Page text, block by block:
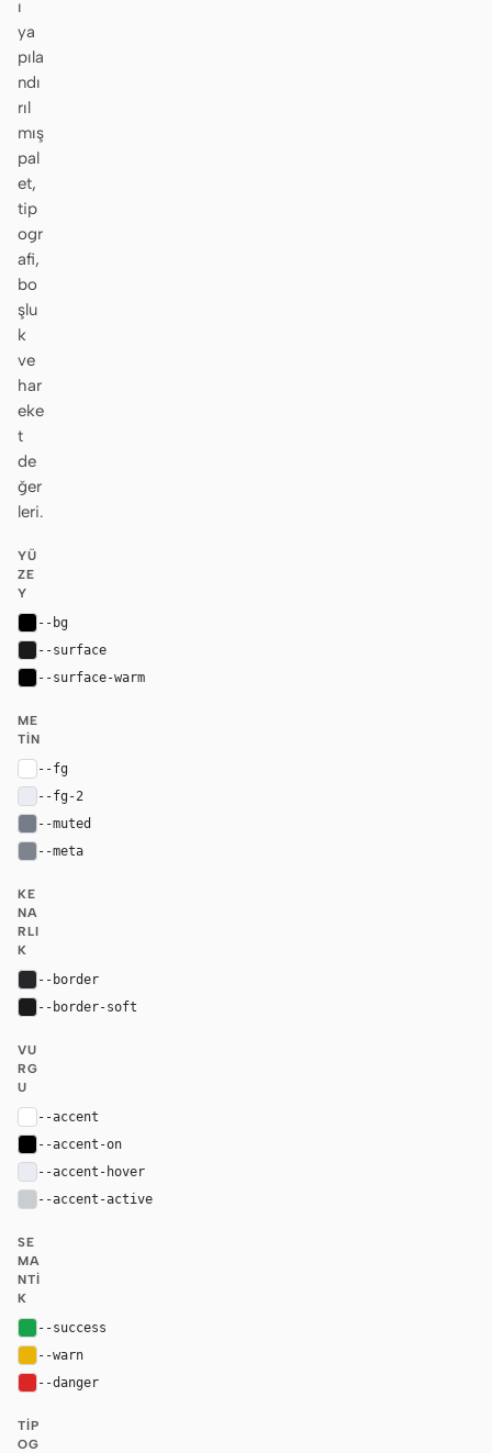
ı
ya
pıla
ndı
rıl
mış
pal
et,
tip
ogr
afi,
bo
şlu
k
ve
har
eke
t
de
ğer
leri.
YÜ
ZE
Y
--bg
--surface
--surface-warm
ME
TIN
--fg
--fg-2
--muted
--meta
KE
NA
RLI
K
--border
--border-soft
VU
RG
U
--accent
--accent-on
--accent-hover
--accent-active
SE
MA
NTI
K
--success
--warn
--danger
TIP
OG